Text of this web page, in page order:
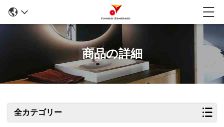
商品の詳細
全カテゴリー